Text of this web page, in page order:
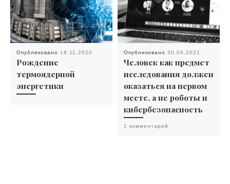
Опубликовано 18.11.2020
Рождение
термоядерной
энергетики
Опубликовано 30.04.2021
Человек как предмет
исследования должен
оказаться на первом
месте, а не роботы и
кибербезопасность
1 комментарий